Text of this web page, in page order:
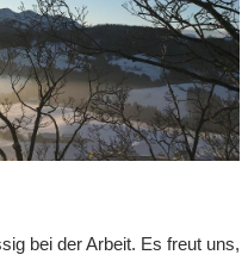
bei der Arbeit. Es freut uns,